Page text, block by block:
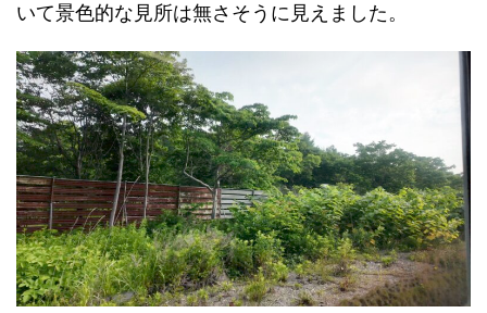
いて景色的な見所は無さそうに見えました。